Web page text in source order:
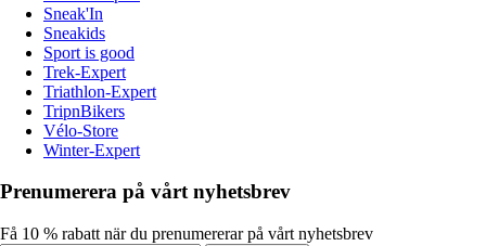
Sneak'In
Sneakids
Sport is good
Trek-Expert
Triathlon-Expert
TripnBikers
Vélo-Store
Winter-Expert
Prenumerera på vårt nyhetsbrev
Få 10 % rabatt när du prenumererar på vårt nyhetsbrev